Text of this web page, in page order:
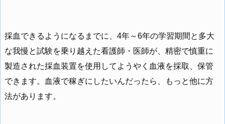
採血できるようになるまでに、4年～6年の学習期間と多大
な我慢と試験を乗り越えた看護師・医師が、精密で慎重に
製造された採血装置を使用してようやく血液を採取、保管
できます。血液で稼ぎにしたいんだったら、もっと他に方
法があります。